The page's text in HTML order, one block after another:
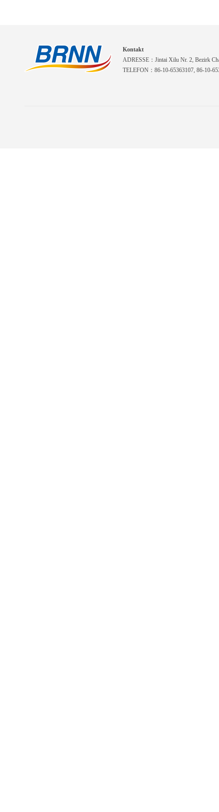
Kontakt
ADRESSE：Jintai Xilu Nr. 2, Bezirk
TELEFON：86-10-65363107, 86-10-